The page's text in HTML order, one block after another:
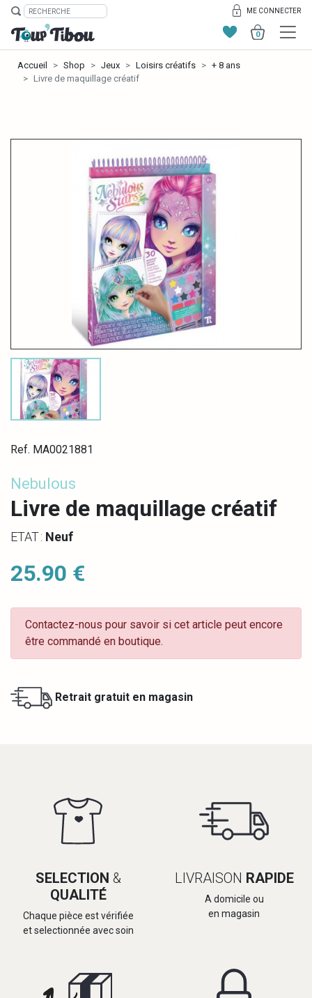
ME CONNECTER
0
Accueil Shop Jeux Loisirs créatifs
+ 8 ans
Livre de maquillage créatif
Ref. MA0021881
Nebulous
Livre de maquillage créatif
ETAT : Neuf
25.90 €
Contactez-nous pour savoir si cet article peut encore
être commandé en boutique.
Retrait gratuit en magasin
SELECTION &
QUALITÉ
Chaque pièce est vérifiée
et selectionnée avec soin
LIVRAISON RAPIDE
A domicile ou
en magasin